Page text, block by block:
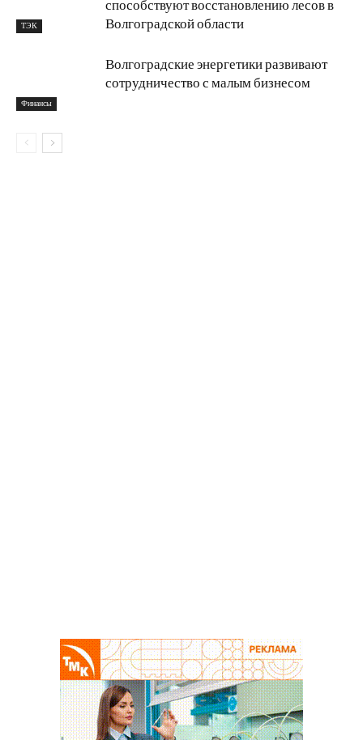
ТЭК
способствуют восстановлению лесов в
Волгоградской области
Финансы
Волгоградские энергетики развивают
сотрудничество с малым бизнесом